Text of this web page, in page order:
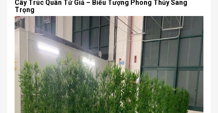
Cây Trúc Quân Tử Giả – Biểu Tượng Phong Thủy Sang
Trọng